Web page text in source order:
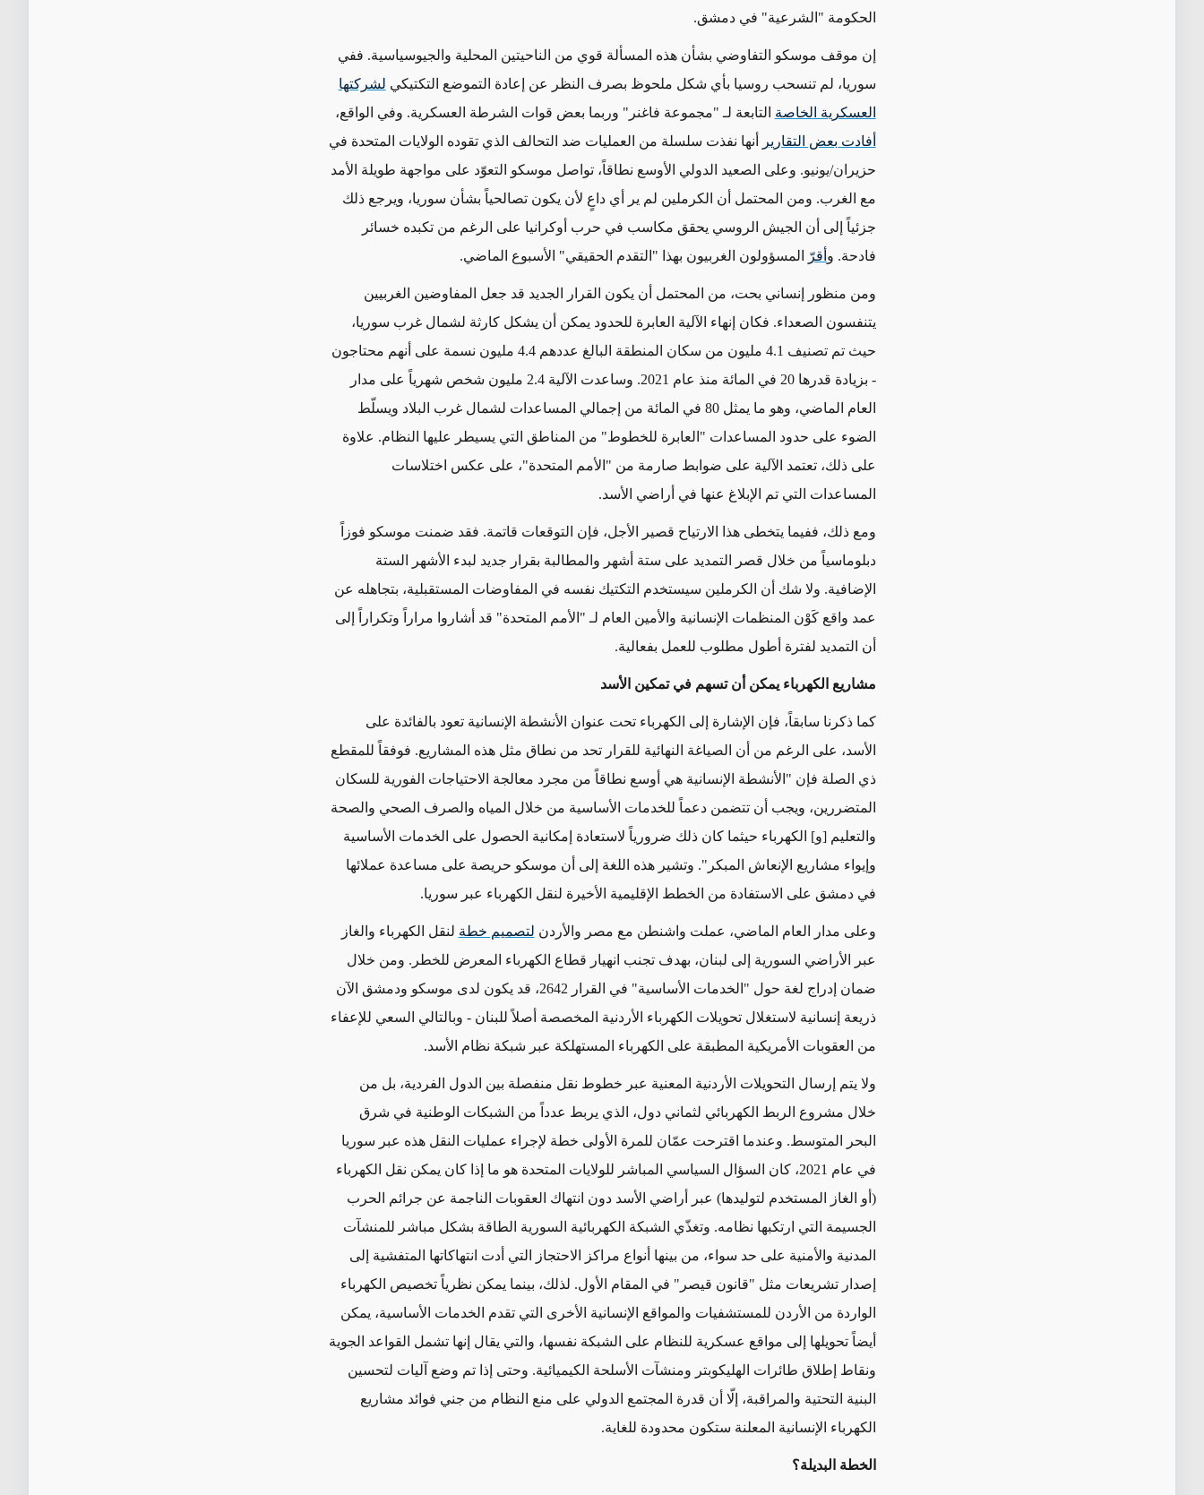
الحكومة "الشرعية" في دمشق.
إن موقف موسكو التفاوضي بشأن هذه المسألة قوي من الناحيتين المحلية و الجيوسياسية. ففي
سوريا، لم تنسحب روسيا بأي شكل ملحوظ بصرف النظر عن إعادة التموضع التكتيكي لشركتها
العسكرية الخاصة التابعة لـ "مجموعة فاغنر" وربما بعض قوات الشرطة العسكرية. وفي الواقع،
أفادت بعض التقارير
أنها نفذت سلسلة من العمليات ضد التحالف الذي تقوده الولايات المتحدة في
حزيران/يونيو. وعلى الصعيد الدولي الأوسع نطاقاً، تواصل موسكو التعوّد على مواجهة طويلة الأمد
مع الغرب. ومن المحتمل أن الكرملين لم ير أي داعٍ لأن يكون تصالحياً بشأن سوريا، ويرجع ذلك
جزئياً إلى أن الجيش الروسي يحقق مكاسب في حرب أوكرانيا على الرغم من تكبده خسائر
فادحة. و أقرّ المسؤولون الغربيون بهذا "التقدم الحقيقي" الأسبوع الماضي.
ومن منظور إنساني بحت، من المحتمل أن يكون القرار الجديد قد جعل المفاوضين الغربيين
يتنفسون الصعداء. فكان إنهاء الآلية العابرة للحدود يمكن أن يشكل كارثة لشمال غرب سوريا،
حيثتم تصنيف من سكان المنطقة البالغ عددهم 4.4 مليون نسمة على أنهم محتاجون
- بزيادة قدرها 20 في المائة منذ عام 2021. وساعدت الآلية 2.4 مليون شخص شهرياً على مدار
العام الماضي، وهو ما يمثل 80 في المائة من إجمالي المساعدات لشمال غرب البلاد ويسلّط
الضوء على حدود المساعدات "العابرة للخطوط" من المناطق التي يسيطر عليها النظام. علاوة
على ذلك،تعتمد الآلية على ضوابط صارمة من "الأمم المتحدة"، على عكس اختلاسات
المساعدات التي تم الإبلاغ عنها في أراضي الأسد.
ومع ذلك، ففيما يتخطى هذا الارتياح قصير الأجل، فإن التوقعات قاتمة. فقد ضمنت موسكو فوزاً
دبلوماسياً من خلال قصر التمديد على ستة أشهر والمطالبة بقرار جديد لبدء الأشهر الستة
الإضافية. ولا شك أن الكرملين سيستخدم التكتيك نفسه في المفاوضات المستقبلية، بتجاهله عن
عمد واقع كَوْن المنظمات الإنسانية والأمين العام لـ "الأمم المتحدة" قد أشاروا مراراً وتكراراً إلى
أن التمديد لفترة أطول مطلوب للعمل بفعالية.
مشاريع الكهرباء يمكن أن تسهم في تمكين الأسد
كما ذكرنا سابقاً، فإن الإشارة إلى الكهرباء تحت عنوان الأنشطة الإنسانية تعود بالفائدة على
الأسد، على الرغم من أن الصياغة النهائية للقرار تحد من نطاق مثل هذه المشاريع. فوفقاً للمقطع
ذي الصلة فإن " الأنشطة الإنسانية هي أوسع نطاقاً من مجرد معالجة الاحتياجات الفورية للسكان
المتضررين، ويجب أن تتضمن دعماً للخدمات الأساسية من خلال المياه والصرف الصحي والصحة
والتعليم [و] الكهرباء حيثما كان ذلك ضرورياً لاستعادة إمكانية الحصول على الخدمات الأساسية
وإيواء مشاريع الإنعاش المبكر". وتشير هذه اللغة إلى أن موسكو حريصة على مساعدة عملائها
في دمشق على الاستفادة من الخطط الإقليمية الأخيرة لنقل الكهرباء عبر سوريا.
وعلى مدار العام الماضي، عملت واشنطن مع مصر والأردن لتصميم خطة لنقل الكهرباء والغاز
عبر الأراضي السورية إلى لبنان، بهدف تجنب انهيار قطاع الكهرباء المعرض للخطر. ومن خلال
ضمان إدراج لغة حول "الخدمات الأساسية" في القرار 2642، قد يكون لدى موسكو ودمشق الآن
ذريعة إنسانية لاستغلال تحويلات الكهرباء الأردنية المخصصة أصلاً للبنان - وبالتالي السعي للإعفاء
من العقوبات الأمريكية المطبقة على الكهرباء المستهلكة عبر شبكة نظام الأسد.
ولا يتم إرسال التحويلات الأردنية المعنية عبر خطوط نقل منفصلة بين الدول الفردية، بل من
خلال مشروع الربط الكهربائي لثماني دول، الذي يربط عدداً من الشبكات الوطنية في شرق
البحر المتوسط. وعندما اقترحت عمّان للمرة الأولى خطة لإجراء عمليات النقل هذه عبر سوريا
في عام 2021، كان السؤال السياسي المباشر للولايات المتحدة هو ما إذا كان يمكن نقل الكهرباء
(أو الغاز المستخدم لتوليدها) عبر أراضي الأسد دون انتهاك العقوبات الناجمة عن جرائم الحرب
الجسيمة التي ارتكبها نظامه. وتغذّي الشبكة الكهربائية السورية الطاقة بشكل مباشر للمنشآت
المدنية والأمنية على حد سواء، من بينها أنواع مراكز الاحتجاز التي أدت انتهاكاتها المتفشية إلى
إصدار تشريعات مثل "قانون قيصر" في المقام الأول. لذلك، بينما يمكن نظرياً تخصيص الكهرباء
الواردة من الأردن للمستشفيات والمواقع الإنسانية الأخرى التي تقدم الخدمات الأساسية، يمكن
أيضاً تحويلها إلى مواقع عسكرية للنظام على الشبكة نفسها، والتي يقال إنها تشمل القواعد الجوية
ونقاط إطلاق طائرات الهليكوبتر ومنشآت الأسلحة الكيميائية. وحتى إذا تم وضع آليات لتحسين
البنية التحتية والمراقبة، إلّا أن قدرة المجتمع الدولي على منع النظام من جني فوائد مشاريع
الكهرباء الإنسانية المعلنة ستكون محدودة للغاية.
الخطة البديلة؟